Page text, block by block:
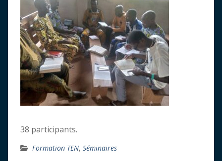
38 participants.
Formation TEN, Séminaires